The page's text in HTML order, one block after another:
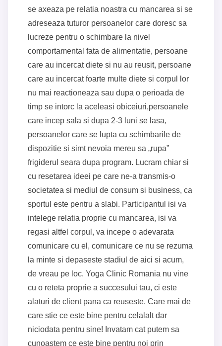
se axeaza pe relatia noastra cu mancarea si se
adreseaza tuturor persoanelor care doresc sa
lucreze pentru o schimbare la nivel
comportamental fata de alimentatie, persoane
care au incercat diete si nu au reusit, persoane
care au incercat foarte multe diete si corpul lor
nu mai reactioneaza sau dupa o perioada de
timp se intorc la aceleasi obiceiuri,persoanele
care incep sala si dupa 2-3 luni se lasa,
persoanelor care se lupta cu schimbarile de
dispozitie si simt nevoia mereu sa „rupa”
frigiderul seara dupa program. Lucram chiar si
cu resetarea ideei pe care ne-a transmis-o
societatea si mediul de consum si business, ca
sportul este pentru a slabi. Participantul isi va
intelege relatia proprie cu mancarea, isi va
regasi altfel corpul, va incepe o adevarata
comunicare cu el, comunicare ce nu se rezuma
la minte si depaseste stadiul de aici si acum,
de vreau pe loc. Yoga Clinic Romania nu vine
cu o reteta proprie a succesului tau, ci este
alaturi de client pana ca reuseste. Care mai de
care stie ce este bine pentru celalalt dar
niciodata pentru sine! Invatam cat putem sa
cunoastem ce este bine pentru noi prin